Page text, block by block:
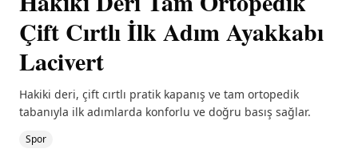
Çift Cırtlı İlk Adım Ayakkabı
Lacivert
Hakiki deri, çift cırtlı pratik kapanış ve tam ortopedik
tabanıyla ilk adımlarda konforlu ve doğru basış sağlar.
Spor